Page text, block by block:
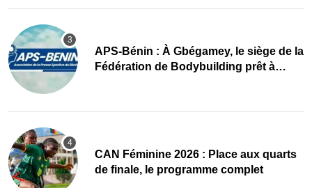
APS-Bénin : À Gbégamey, le siège de la
Fédération de Bodybuilding prêt à
CAN Féminine 2026 : Place aux quarts
de finale, le programme complet